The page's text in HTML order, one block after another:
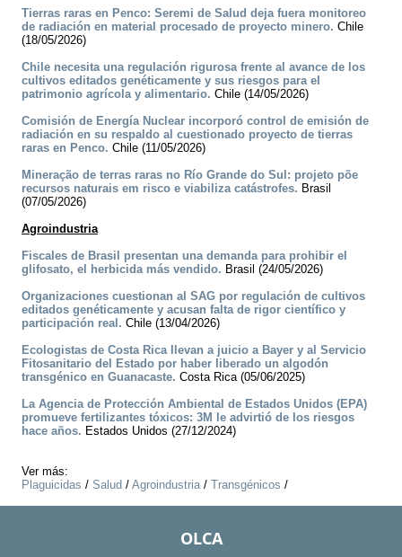
Tierras raras en Penco: Seremi de Salud deja fuera monitoreo
de radiación en material procesado de proyecto minero. Chile
(18/05/2026)
Chile necesita una regulación rigurosa frente al avance de los
cultivos editados genéticamente y sus riesgos para el
patrimonio agrícola y alimentario. Chile (14/05/2026)
Comisión de Energía Nuclear incorporó control de emisión de
radiación en su respaldo al cuestionado proyecto de tierras
raras en Penco. Chile (11/05/2026)
Mineração de terras raras no Río Grande do Sul: projeto põe
recursos naturais em risco e viabiliza catástrofes. Brasil
(07/05/2026)
Agroindustria
Fiscales de Brasil presentan una demanda para prohibir el
glifosato, el herbicida más vendido. Brasil (24/05/2026)
Organizaciones cuestionan al SAG por regulación de cultivos
editados genéticamente y acusan falta de rigor científico y
participación real. Chile (13/04/2026)
Ecologistas de Costa Rica llevan a juicio a Bayer y al Servicio
Fitosanitario del Estado por haber liberado un algodón
transgénico en Guanacaste. Costa Rica (05/06/2025)
La Agencia de Protección Ambiental de Estados Unidos (EPA)
promueve fertilizantes tóxicos: 3M le advirtió de los riesgos
hace años. Estados Unidos (27/12/2024)
Ver más:
Plaguicidas / Salud / Agroindustria/ Transgénicos /
OLCA